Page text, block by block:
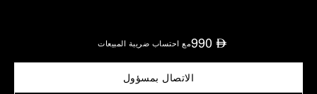
⃃ مع احتساب ضريبة المبيعات
الاتصال بمسؤول